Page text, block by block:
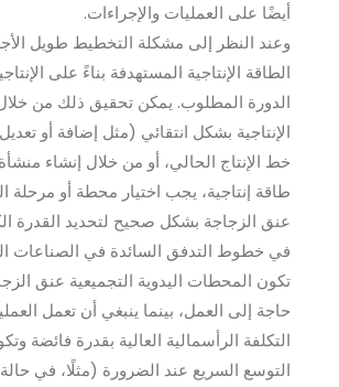
أيضًا على العمليات والإجراءات.
وعند النظر إلى مشكلة التخطيط طويل
الطاقة الإنتاجية المستهدفة بناءً على
الدورة المطلوب. يمكن تحقيق ذلك من خلال
الإنتاجية بشكل انتقائي (مثل إضافة أو
خط الإنتاج الحالي، أو من خلال إنشاء
طاقة إنتاجية، يجب اختيار محطة أو مرحلة
عنق الزجاجة بشكل صحيح لتحديد القدرة
في خطوط التدفق السائدة في الصناعات
تكون المحطات اليدوية التجميعية عنق
حاجة إلى العمل، بينما ينبغي أن تعمل
التكلفة الرأسمالية العالية بقدرة فائضة
التوسع السريع عند الضرورة (مثلًا، في